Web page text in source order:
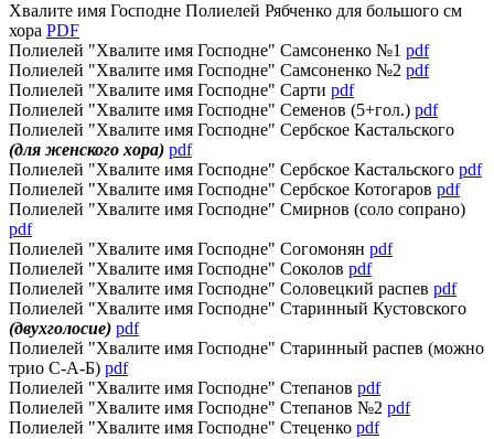
Хвалите имя Господне Полиелей Рябченко для большого см
хора PDF
Полиелей "Хвалите имя Господне" Самсоненко №1 pdf
Полиелей "Хвалите имя Господне" Самсоненко №2 pdf
Полиелей "Хвалите имя Господне" Сарти pdf
Полиелей "Хвалите имя Господне" Семенов (5+гол.) pdf
Полиелей "Хвалите имя Господне" Сербское Кастальского
(для женского хора) pdf
Полиелей "Хвалите имя Господне" Сербское Кастальского pdf
Полиелей "Хвалите имя Господне" Сербское Котогаров pdf
Полиелей "Хвалите имя Господне" Смирнов (соло сопрано)
pdf
Полиелей "Хвалите имя Господне" Согомонян pdf
Полиелей "Хвалите имя Господне" Соколов pdf
Полиелей "Хвалите имя Господне" Соловецкий распев pdf
Полиелей "Хвалите имя Господне" Старинный Кустовского
(двухголосие) pdf
Полиелей "Хвалите имя Господне" Старинный распев (можно
трио С-А-Б) pdf
Полиелей "Хвалите имя Господне" Степанов pdf
Полиелей "Хвалите имя Господне" Степанов №2 pdf
Полиелей "Хвалите имя Господне" Стеценко pdf